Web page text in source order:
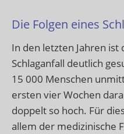
Die Folgen eines
In den letzten Jahren
Schlaganfall deutlich
15 000 Menschen
ersten vier Wochen
doppelt so hoch. Für
allem der medizinische